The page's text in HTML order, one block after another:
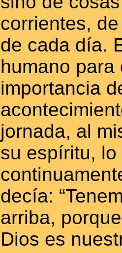
corrientes,
de cada día.
humano para
importancia
jornada, al
su espíritu,
decía:
arriba,
Dios es